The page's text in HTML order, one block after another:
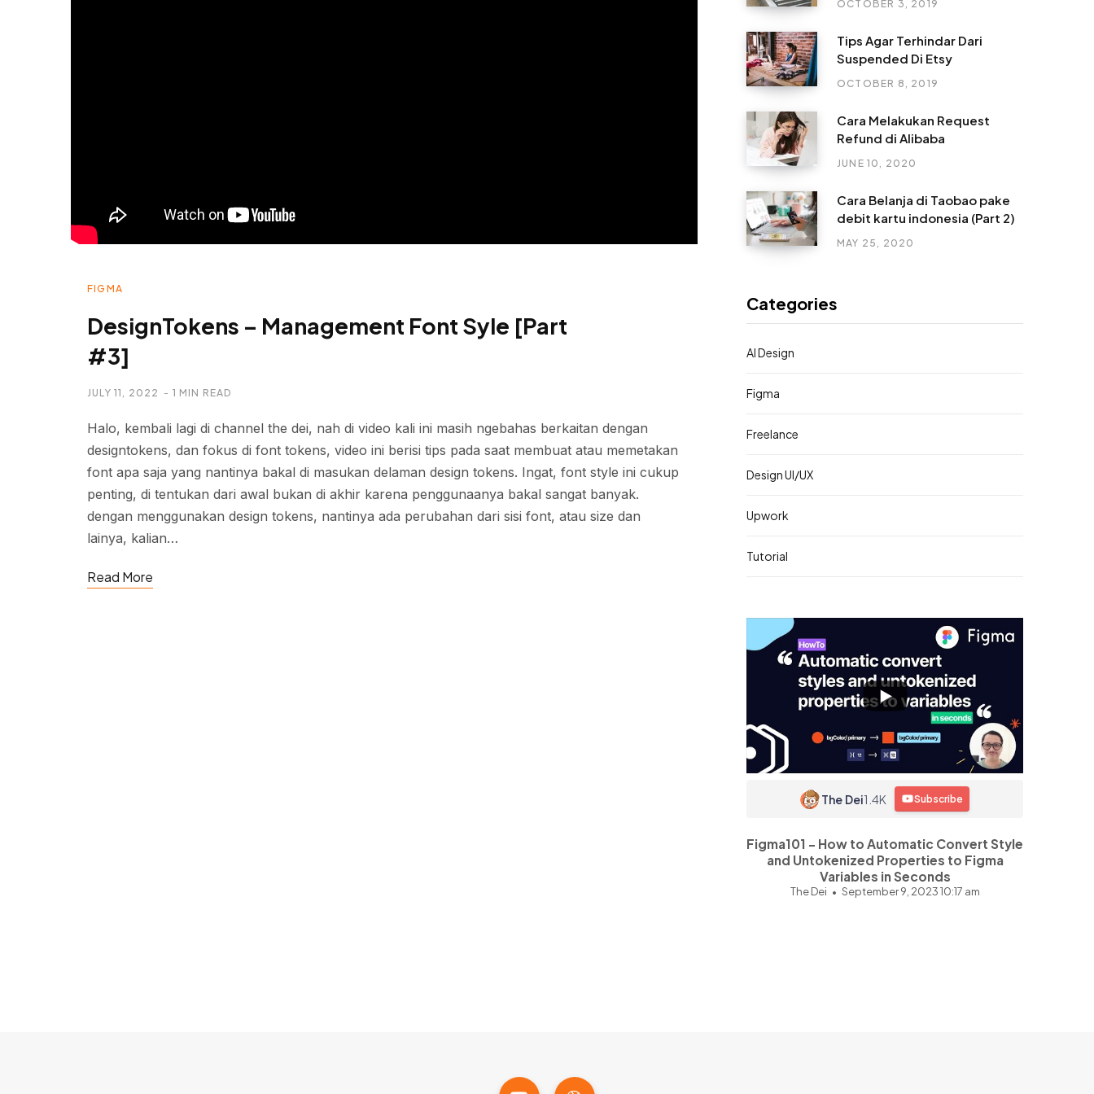
FIGMA
DesignTokens – Management Font Syle [Part
#3]
JULY 11, 2022 1 MIN READ
Halo, kembali lagi di channel the dei, nah di video kali ini masih ngebahas berkaitan dengan
designtokens, dan fokus di font tokens, video ini berisi tips pada saat membuat atau memetakan
font apa saja yang nantinya bakal di masukan delaman design tokens. Ingat, font style ini cukup
penting, di tentukan dari awal bukan di akhir karena penggunaanya bakal sangat banyak.
dengan menggunakan design tokens, nantinya ada perubahan dari sisi font, atau size dan
lainya, kalian…
Read More
OCTOBER 3, 2019
Tips Agar Terhindar Dari
Suspended Di Etsy
OCTOBER 8, 2019
Cara Melakukan Request
Refund di Alibaba
JUNE 10, 2020
Cara Belanja di Taobao pake
debit kartu indonesia (Part 2)
MAY 25, 2020
Categories
AI Design
Figma
Freelance
Design UI/UX
Upwork
Tutorial
The Dei1.4K Subscribe
Figma101 - How to Automatic Convert Style
and Untokenized Properties to Figma
Variables in Seconds
The Dei September 9, 2023 10:17 am